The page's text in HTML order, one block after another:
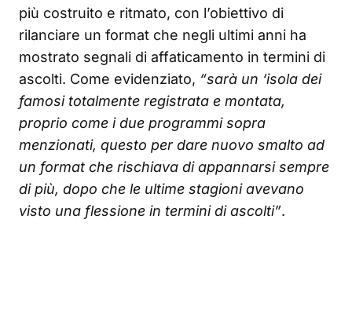
più costruito e ritmato, con l’obiettivo di
rilanciare un format che negli ultimi anni ha
mostrato segnali di affaticamento in termini di
ascolti. Come evidenziato, “sarà un ‘isola dei
famosi totalmente registrata e montata,
proprio come i due programmi sopra
menzionati, questo per dare nuovo smalto ad
un format che rischiava di appannarsi sempre
di più, dopo che le ultime stagioni avevano
visto una flessione in termini di ascolti”.